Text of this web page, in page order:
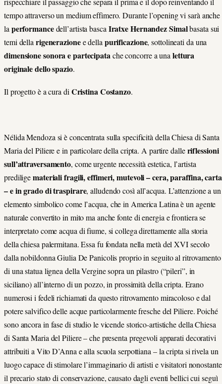
tempo attraverso un medium effimero. Durante l’opening vi sarà anche
laperformancedell’artista bascaIratxe Hernandez Simalbasata sui
temi della rigenerazionee della purificazione, sottolineati da una
dimensione sonora e partecipatache concorre a una lettura
originale dello spazio.
Il progetto è a cura di Cristina Costanzo.
Nélida Mendoza si è concentrata sulla specificità della Chiesa di Santa
Maria del Piliere e in particolare della cripta. A partire dalleriflessioni
sull’attraversamento, come urgente necessità estetica, l’artista
prediligemateriali fragili, effimeri, mutevoli – cera, paraffina, carta
– e in grado di traspirare, alludendo così all’acqua. L’attenzione a un
elemento simbolico come l’acqua, che in America Latina è un agente
naturale convertito in mito ma anche fonte di energia e frontiera se
interpretato come acqua di fiume, si collega direttamente alla storia
della chiesa palermitana. Essa fu fondata nella metà del XVI secolo
dalla nobildonna Giulia De Panicolis proprio in seguito al ritrovamento
di una statua lignea della Vergine sopra un pilastro (“pileri”, in
siciliano) all’interno di un pozzo, in prossimità della cripta. Erano
numerosi i fedeli richiamati da questo ritrovamento miracoloso e dal
potere salvifico delle acque particolarmente fresche del Piliere. Poiché
sono ancora in fase di studio le vicende storico-artistiche della Chiesa
di Santa Maria del Piliere – che presenta pregevoli apparati decorativi
attribuiti a Vito D’Anna e alla scuola serpottiana – la cripta si rivela un
luogo capace di stimolare l’immaginario di artisti e visitatori nonostante
il precario stato di conservazione, causato dagli eventi bellici cui seguì